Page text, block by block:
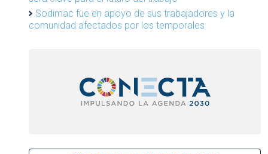
Sodimac fue en apoyo de sus trabajadores y la
comunidad afectados por los temporales